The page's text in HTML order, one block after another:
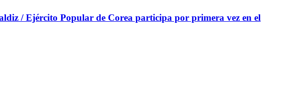
/ Ejército Popular de Corea participa por primera vez en el